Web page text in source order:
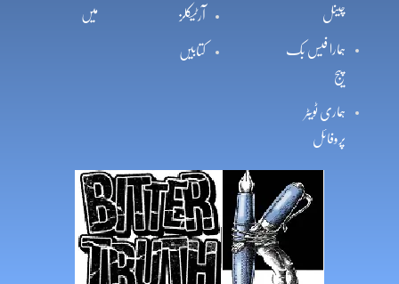
چینل
ہمارا فیس بک
پیج
ہماری ٹویٹر
پروفائل
آرٹیکلز
کتابیں
میں